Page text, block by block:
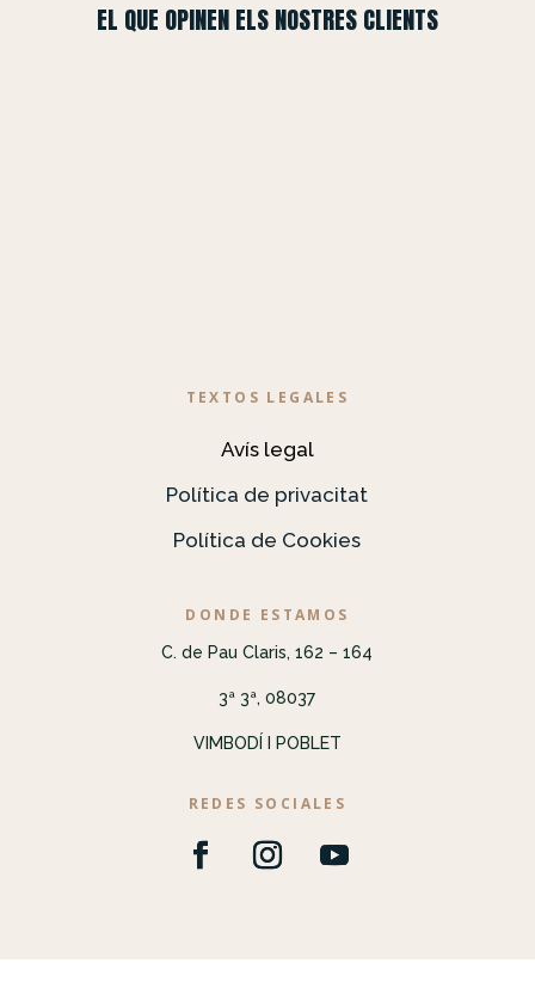
EL QUE OPINEN ELS NOSTRES CLIENTS
TEXTOS LEGALES
Avís legal
Política de privacitat
Política de Cookies
DONDE ESTAMOS
C. de Pau Claris, 162 – 164
3ª 3ª, 08037
VIMBODÍ I POBLET
REDES SOCIALES